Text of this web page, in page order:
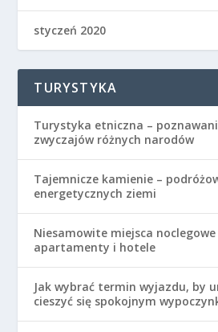
styczeń 2020
TURYSTYKA
Turystyka etniczna –
zwyczajów różnych narodów
Tajemnicze kamienie –
energetycznych ziemi
Niesamowite miejsca
apartamenty i hotele
Jak wybrać termin wyjazdu, by
cieszyć się spokojnym